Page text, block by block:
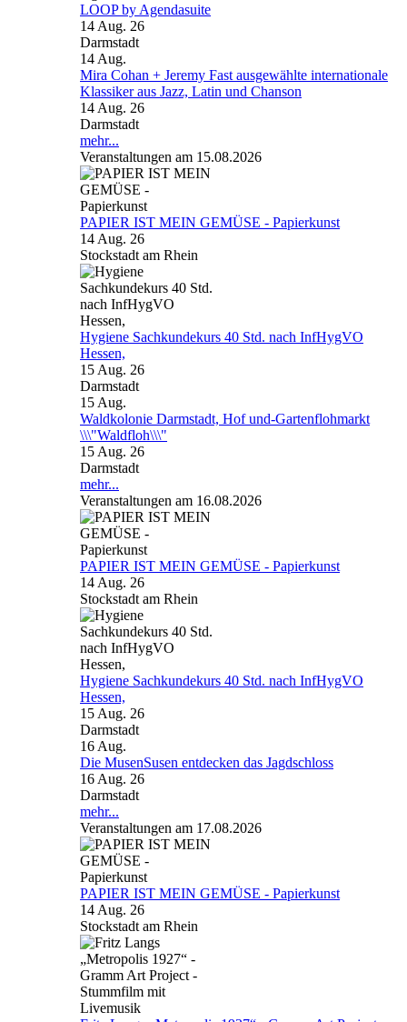
LOOP by Agendasuite
14 Aug. 26
Darmstadt
14 Aug.
Mira Cohan + Jeremy Fast ausgewählte internationale
Klassiker aus Jazz, Latin und Chanson
14 Aug. 26
Darmstadt
mehr...
Veranstaltungen am 15.08.2026
PAPIER IST MEIN GEMÜSE - Papierkunst
14 Aug. 26
Stockstadt am Rhein
Hygiene Sachkundekurs 40 Std. nach InfHygVO
Hessen,
15 Aug. 26
Darmstadt
15 Aug.
Waldkolonie Darmstadt, Hof und-Gartenflohmarkt
\\\"Waldfloh\\\"
15 Aug. 26
Darmstadt
mehr...
Veranstaltungen am 16.08.2026
PAPIER IST MEIN GEMÜSE - Papierkunst
14 Aug. 26
Stockstadt am Rhein
Hygiene Sachkundekurs 40 Std. nach InfHygVO
Hessen,
15 Aug. 26
Darmstadt
16 Aug.
Die MusenSusen entdecken das Jagdschloss
16 Aug. 26
Darmstadt
mehr...
Veranstaltungen am 17.08.2026
PAPIER IST MEIN GEMÜSE - Papierkunst
14 Aug. 26
Stockstadt am Rhein